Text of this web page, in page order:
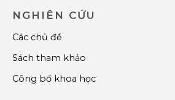
NGHIÊN CỨU
Các chủ đề
Sách tham khảo
Công bố khoa học